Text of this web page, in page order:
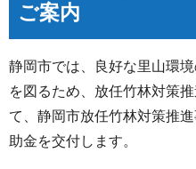
ご案内
静岡市では、良好な里山環
を図るため、放任竹林対策
て、静岡市放任竹林対策推
助金を交付します。